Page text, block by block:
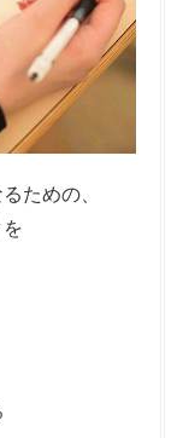
ための、